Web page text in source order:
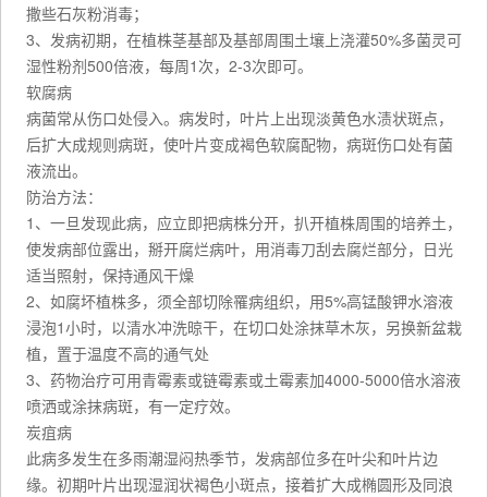
撒些石灰粉消毒；
3、发病初期，在植株茎基部及基部周围土壤上浇灌50%多菌灵可
湿性粉剂500倍液，每周1次，2-3次即可。
软腐病
病菌常从伤口处侵入。病发时，叶片上出现淡黄色水渍状斑点，
后扩大成规则病斑，使叶片变成褐色软腐配物，病斑伤口处有菌
液流出。
防治方法：
1、一旦发现此病，应立即把病株分开，扒开植株周围的培养土，
使发病部位露出，掰开腐烂病叶，用消毒刀刮去腐烂部分，日光
适当照射，保持通风干燥
2、如腐坏植株多，须全部切除罹病组织，用5%高锰酸钾水溶液
浸泡1小时，以清水冲洗晾干，在切口处涂抹草木灰，另换新盆栽
植，置于温度不高的通气处
3、药物治疗可用青霉素或链霉素或土霉素加4000-5000倍水溶液
喷洒或涂抹病斑，有一定疗效。
炭疽病
此病多发生在多雨潮湿闷热季节，发病部位多在叶尖和叶片边
缘。初期叶片出现湿润状褐色小斑点，接着扩大成椭圆形及同浪